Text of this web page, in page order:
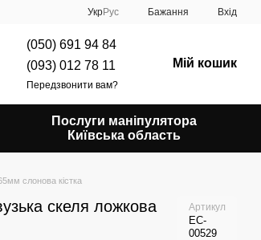
УкрРус Бажання Вхід
(050) 691 94 84
(093) 012 78 11
Передзвонити вам?
Мій кошик
Послуги маніпулятора
Київська область
слонова кістка
скеля ложкова
Артикул
EC-
00529